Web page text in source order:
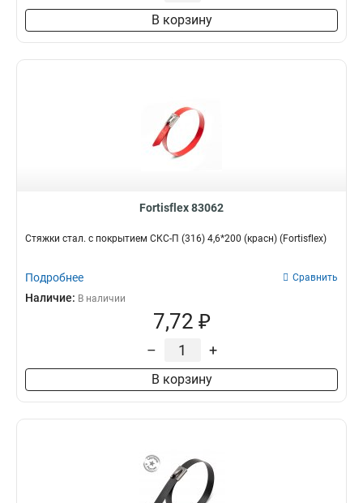
В корзину
Fortisflex 83062
Стяжки стал. с покрытием СКС-П (316) 4,6*200 (красн) (Fortisflex)
Подробнее Сравнить
Наличие: В наличии
7,72 ₽
– +
В корзину